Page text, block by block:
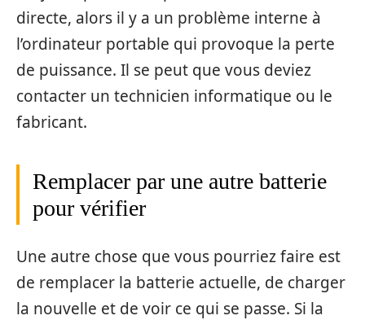
directe, alors il y a un problème interne à
l’ordinateur portable qui provoque la perte
de puissance. Il se peut que vous deviez
contacter un technicien informatique ou le
fabricant.
Remplacer par une autre batterie
pour vérifier
Une autre chose que vous pourriez faire est
de remplacer la batterie actuelle, de charger
la nouvelle et de voir ce qui se passe. Si la